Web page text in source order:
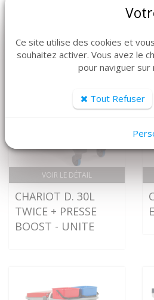
VOIR LE DÉTAIL
CHARIOT D. 30L
TWICE + PRESSE
BOOST - UNITE
Ce site utilise des cookies et
souhaitez activer. Vous avez le
pour naviguer
Tout Refuser